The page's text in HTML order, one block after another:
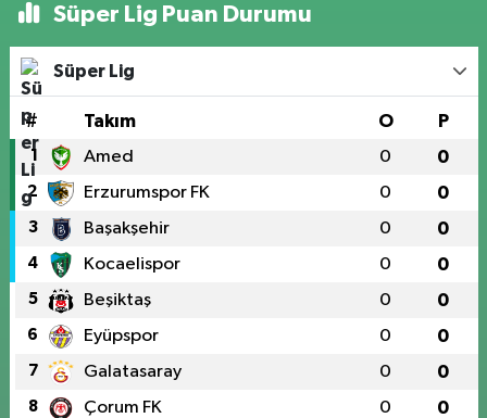
Süper Lig Puan Durumu
Süper Lig
# Takım O P
1 Amed 0 0
2 Erzurumspor FK 0 0
3 Başakşehir 0 0
4 Kocaelispor 0 0
5 Beşiktaş 0 0
6 Eyüpspor 0 0
7 Galatasaray 0 0
8 Çorum FK 0 0